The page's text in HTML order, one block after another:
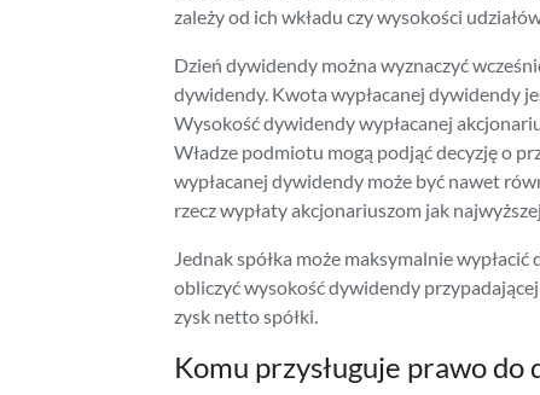
zależy od ich wkładu czy wysokości
Dzień dywidendy można wyznaczyć
dywidendy. Kwota wypłacanej dywidendy
Wysokość dywidendy wypłacanej
Władze podmiotu mogą podjąć decyzję o
wypłacanej dywidendy może być nawet
rzecz wypłaty akcjonariuszom jak
Jednak spółka może maksymalnie
obliczyć wysokość dywidendy
zysk netto spółki.
Komu przysługuje prawo do